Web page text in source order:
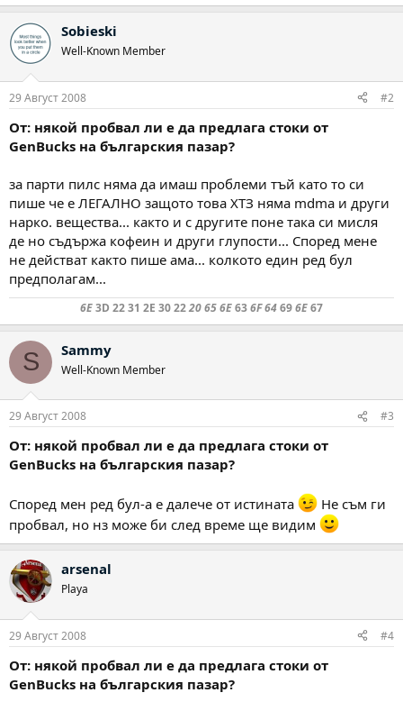
Sobieski
Well-Known Member
29 Август 2008 #2
От: някой пробвал ли е да предлага стоки от
GenBucks на българския пазар?
за парти пилс няма да имаш проблеми тъй като то си
пише че е ЛЕГАЛНО защото това ХТЗ няма mdma и други
нарко. вещества... както и с другите поне така си мисля
де но съдържа кофеин и други глупости... Според мене
не действат както пише ама... колкото един ред бул
предполагам...
6E3D 22 31 2E 30 2220 65 6E636F 64696E67
S Sammy
Well-Known Member
29 Август 2008 #3
От: някой пробвал ли е да предлага стоки от
GenBucks на българския пазар?
Според мен ред бул-а е далече от истината
Не съм ги
пробвал, но нз може би след време ще видим
arsenal
Playa
29 Август 2008 #4
От: някой пробвал ли е да предлага стоки от
GenBucks на българския пазар?